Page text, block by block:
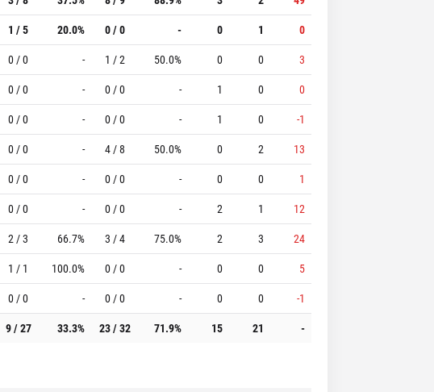
1 / 5 20.0% 0 / 0 - 0 1
0
0 / 0 - 1 / 2 50.0% 0 0
3
0 / 0 - 0 / 0 - 1 0
0
0 / 0 - 0 / 0 - 1 0
-1
0 / 0 - 4 / 8 50.0% 0 2
13
0 / 0 - 0 / 0 - 0 0
1
0 / 0 - 0 / 0 - 2 1
12
2 / 3 66.7% 3 / 4 75.0% 2 3
24
1 / 1 100.0% 0 / 0 - 0 0
5
0 / 0 - 0 / 0 - 0 0
-1
9 / 27 33.3% 23 / 32 71.9% 15 21 -